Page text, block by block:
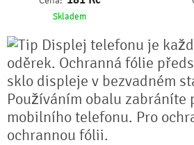
Skladem
Displej telefonu je
oděrek. Ochranná fólie
sklo displeje v bezvadném
Používáním obalu zabráníte
mobilního telefonu. Pro
ochrannou fólii.